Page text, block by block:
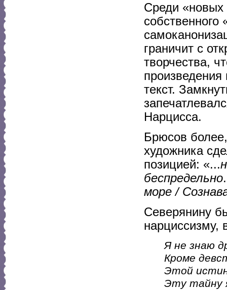
Среди «новых
граничит с
творчества,
произведения
текст.
Нарцисса.
Брюсов
художника
позицией: «...
беспредельно
море /
Северянину
нарциссизму,
Я не знаю
Кроме
Этой
Эту тайну